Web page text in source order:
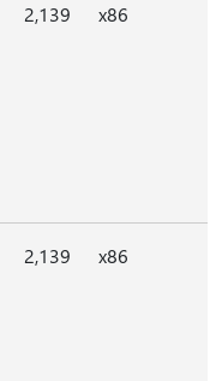
2,139 x86
2,139 x86